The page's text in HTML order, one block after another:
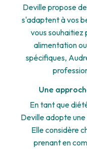
Deville propose
s'adaptent à vos
vous souhaitiez
alimentation
spécifiques,
Une
En tant que
Deville adopte
Elle considère
prenant en